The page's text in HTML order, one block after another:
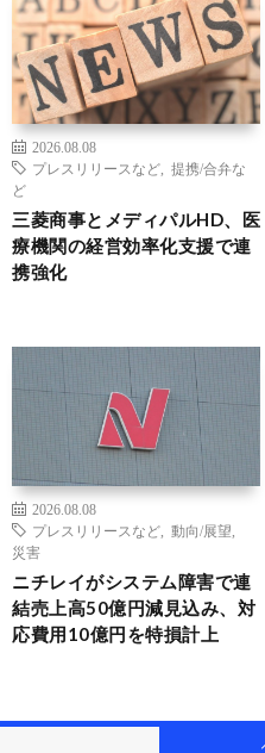
2026.08.08
プレスリリースなど
提携/合弁な
ど
三菱商事とメディパルHD、医
療機関の経営効率化支援で連
携強化
2026.08.08
プレスリリースなど
動向/展望
災害
ニチレイがシステム障害で連
結売上高50億円減見込み、対
応費用10億円を特損計上